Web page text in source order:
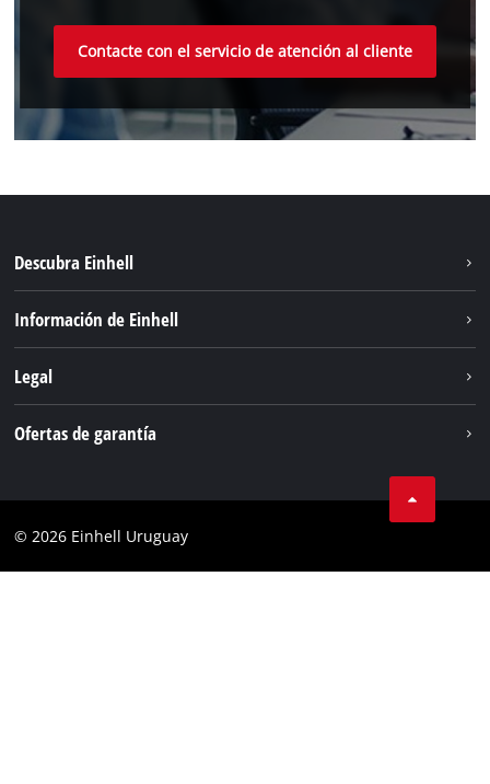
Contacte con el servicio de atención al cliente
Descubra Einhell
Servicio
Información de Einhell
Legal
Cumplimiento
Ofertas de garantía
Garantía PurePower Brushless
© 2026 Einhell Uruguay